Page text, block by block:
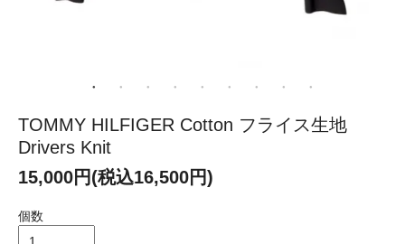
TOMMY HILFIGER Cotton フライス生地
Drivers Knit
15,000円(税込16,500円)
個数